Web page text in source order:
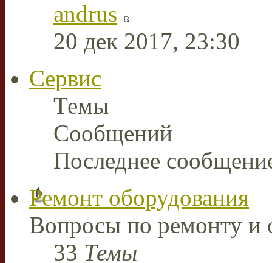
andrus
20 дек 2017, 23:30
Сервис
Темы
Сообщений
Последнее
Ремонт оборудования
Вопросы по ремонту и
33 Темы